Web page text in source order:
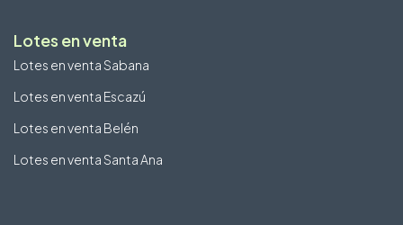
Lotes en venta
Lotes en venta Sabana
Lotes en venta Escazú
Lotes en venta Belén
Lotes en venta Santa Ana